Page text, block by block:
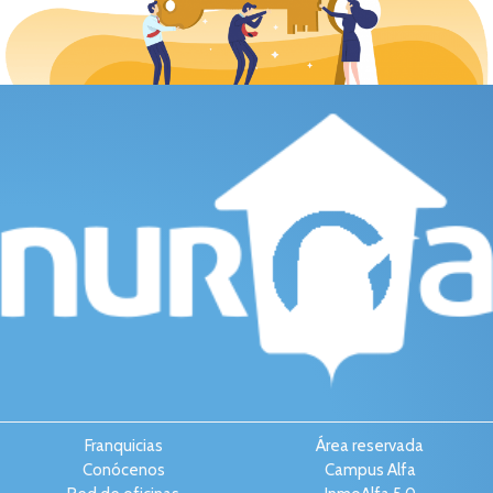
Franquicias
Conócenos
Área reservada
Campus Alfa